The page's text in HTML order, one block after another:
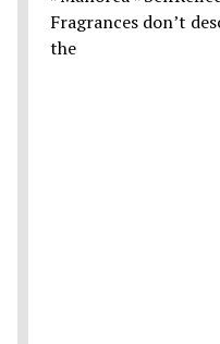
Fragrances don’t
the